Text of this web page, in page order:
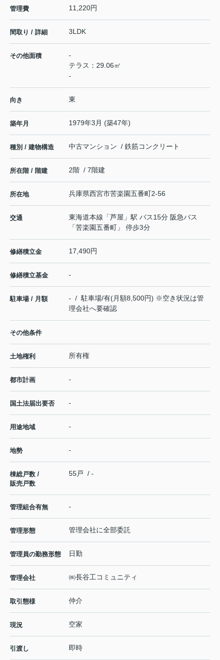
管理費 11,220円
間取り / 詳細 3LDK
その他面積
-
テラス：29.06㎡
-
向き 東
築年月 1979年3月 (築47年)
種別 / 建物構造 中古マンション / 鉄筋コンクリート
所在階 / 階建 2階 / 7階建
所在地 兵庫県西宮市苦楽園五番町2-56
交通 東海道本線 「芦屋 」駅 バス15分 阪急バス
「苦楽園五番町」 停歩3分
修繕積立金 17,490円
修繕積立基金 -
駐車場 / 月額
- / 駐車場/有(月額8,500円) ※空き状況は管
理会社へ要確認
その他条件
土地権利 所有権
都市計画 -
国土法届出要否 -
用途地域 -
地勢 -
棟総戸数 /
販売戸数
55戸 / -
管理組合有無 -
管理形態 管理会社に全部委託
管理員の勤務形態 日勤
管理会社 ㈱長谷工コミュニティ
取引態様 仲介
現況 空家
引渡し 即時